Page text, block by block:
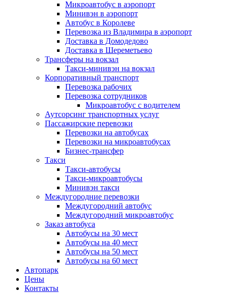
Микроавтобус в аэропорт
Минивэн в аэропорт
Автобус в Королеве
Перевозка из Владимира в аэропорт
Доставка в Домодедово
Доставка в Шереметьево
Трансферы на вокзал
Такси-минивэн на вокзал
Корпоративный транспорт
Перевозка рабочих
Перевозка сотрудников
Микроавтобус с водителем
Аутсорсинг транспортных услуг
Пассажирские перевозки
Перевозки на автобусах
Перевозки на микроавтобусах
Бизнес-трансфер
Такси
Такси-автобусы
Такси-микроавтобусы
Минивэн такси
Междугородние перевозки
Междугородний автобус
Междугородний микроавтобус
Заказ автобуса
Автобусы на 30 мест
Автобусы на 40 мест
Автобусы на 50 мест
Автобусы на 60 мест
Автопарк
Цены
Контакты